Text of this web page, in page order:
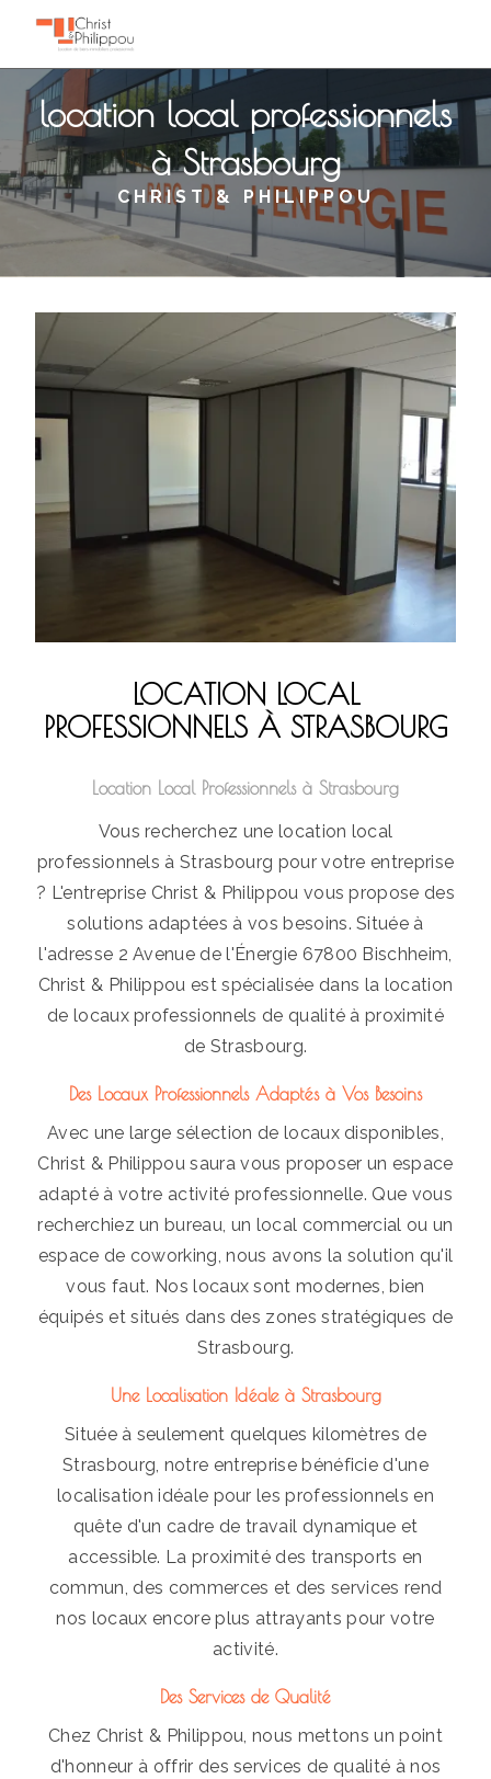
location local professionnels
à Strasbourg
CHRIST & PHILIPPOU
LOCATION LOCAL
PROFESSIONNELS À STRASBOURG
Location Local Professionnels à Strasbourg
Vous recherchez une location local
professionnels à Strasbourg pour votre entreprise
? L'entreprise Christ & Philippou vous propose des
solutions adaptées à vos besoins. Située à
l'adresse 2 Avenue de l'Énergie 67800 Bischheim,
Christ & Philippou est spécialisée dans la location
de locaux professionnels de qualité à proximité
de Strasbourg.
Des Locaux Professionnels Adaptés à Vos Besoins
Avec une large sélection de locaux disponibles,
Christ & Philippou saura vous proposer un espace
adapté à votre activité professionnelle. Que vous
recherchiez un bureau, un local commercial ou un
espace de coworking, nous avons la solution qu'il
vous faut. Nos locaux sont modernes, bien
équipés et situés dans des zones stratégiques de
Strasbourg.
Une Localisation Idéale à Strasbourg
Située à seulement quelques kilomètres de
Strasbourg, notre entreprise bénéficie d'une
localisation idéale pour les professionnels en
quête d'un cadre de travail dynamique et
accessible. La proximité des transports en
commun, des commerces et des services rend
nos locaux encore plus attrayants pour votre
activité.
Des Services de Qualité
Chez Christ & Philippou, nous mettons un point
d'honneur à offrir des services de qualité à nos